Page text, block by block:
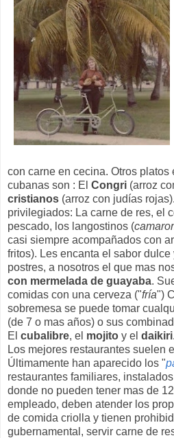
con carne en cecina. Otros platos
cubanas son : El Congri (arroz
cristianos (arroz con judías
privilegiados: La carne de res, el
pescado, los langostinos (
casi siempre acompañados con
fritos). Les encanta el sabor
postres, a nosotros el que mas
con mermelada de guayaba.
comidas con una cerveza ("fría")
sobremesa se puede tomar
(de 7 o mas años) o sus
El cubalibre, el mojito y el daikiri.
Los mejores restaurantes suelen
Últimamente han aparecido los "
restaurantes familiares,
donde no pueden tener mas de
empleado, deben atender los
de comida criolla y tienen
gubernamental, servir carne de